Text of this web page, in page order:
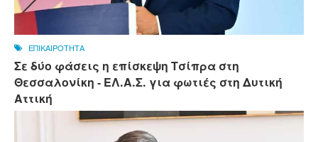
ΕΠΙΚΑΙΡΟΤΗΤΑ
Σε δύο φάσεις η επίσκεψη Τσίπρα στη
Θεσσαλονίκη - ΕΛ.Α.Σ. για φωτιές στη Δυτική
Αττική